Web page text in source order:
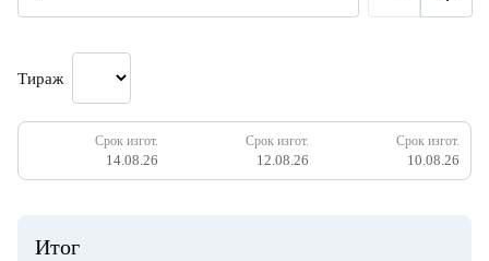
Тираж
Срок изгот.
14.08.26
Срок изгот.
12.08.26
Срок изгот.
10.08.26
Итог